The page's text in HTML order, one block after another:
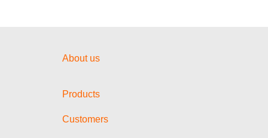
About us
Products
Customers